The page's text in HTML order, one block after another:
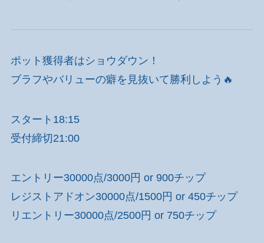
ポット獲得者はショウダウン！
ブラフやバリューの癖を見抜いて勝利しよう🔥
スタート18:15
受付締切21:00
エントリー30000点/3000円 or 900チップ
レジストアドオン30000点/1500円 or 450チップ
リエントリー30000点/2500円 or 750チップ